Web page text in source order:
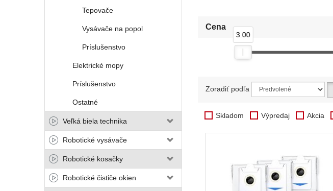
Tepovače
Vysávače na popol
Príslušenstvo
Elektrické mopy
Príslušenstvo
Ostatné
Veľká biela technika
Robotické vysávače
Robotické kosačky
Robotické čističe okien
Cena
3.00
Zoradiť podľa
Skladom Výpredaj Akcia